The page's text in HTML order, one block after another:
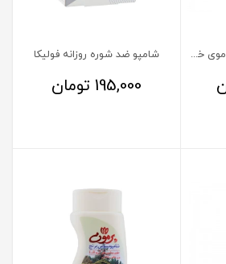
شامپو ضد ریزش و آبرسان موی خشک هیدرو کافئین ثی ثه 250 میل شامپو ضد شوره روزانه فولیکا
195,000 تومان